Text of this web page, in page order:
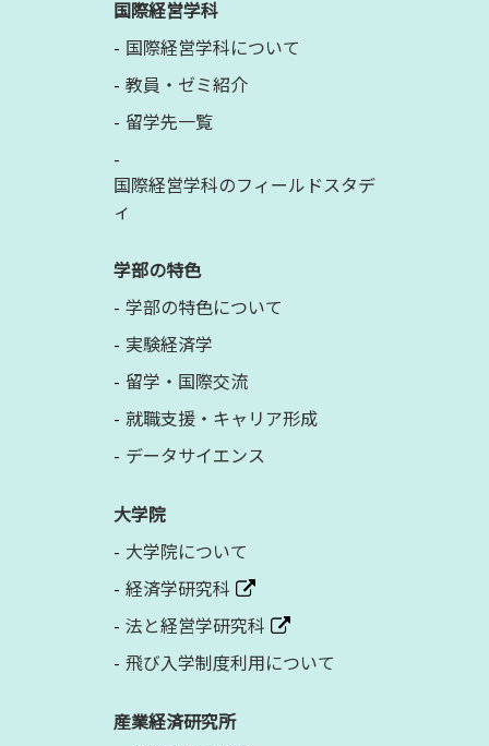
国際経営学科
国際経営学科について
教員・ゼミ紹介
留学先一覧
国際経営学科のフィールドスタデ
ィ
学部の特色
学部の特色について
実験経済学
留学・国際交流
就職支援・キャリア形成
データサイエンス
大学院
大学院について
経済学研究科
法と経営学研究科
飛び入学制度利用について
産業経済研究所